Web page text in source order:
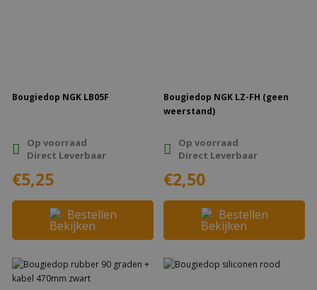
Bougiedop NGK LB05F
Op voorraad
Direct Leverbaar
€5,25
Bestellen
Bougiedop NGK LZ-FH (geen
weerstand)
Op voorraad
Direct Leverbaar
€2,50
Bestellen